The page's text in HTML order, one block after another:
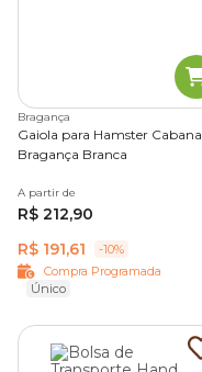
Bragança
Gaiola para Hamster Cabana
Bragança Branca
A partir de
R$ 212,90
R$ 191,61
-10%
Compra Programada
Único